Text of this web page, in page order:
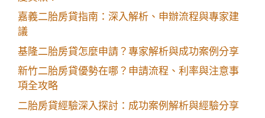
嘉義二胎房貸指南：深入解析、申辦流程與專家建
議
基隆二胎房貸怎麼申請？專家解析與成功案例分享
新竹二胎房貸優勢在哪？申請流程、利率與注意事
項全攻略
二胎房貸經驗深入探討：成功案例解析與經驗分享